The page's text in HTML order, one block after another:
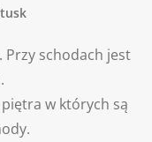
schodach jest
w których są